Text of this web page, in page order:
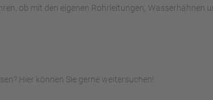
ob mit den eigenen Rohrleitungen, Wasserhähnen
Hier können Sie gerne weitersuchen!